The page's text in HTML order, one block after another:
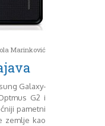
Sony
Testovi modela
Upoređivanje modela
Mart 2013
April 2013
Maj 2013
August 2013
Septembar 2013
Oktobar 2013
Novembar 2013
Decembar 2013
Marinković
Galaxy-
G2 i
pametni
zemlje kao